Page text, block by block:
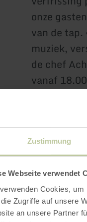
Zustimmung
Webseite verwendet
Cookies,
die Zugriffe auf unsere
an unsere Partner
onze
van de
muziek,
de chef
vanaf
vers uit de
half
Voor
zijn best.
wilde
meer